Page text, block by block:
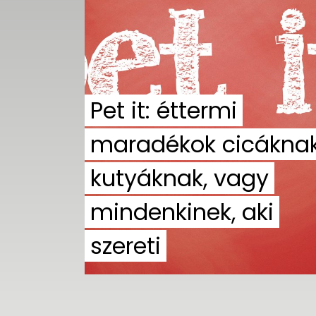
UTCA
ZENE
MÉDIAAJÁNLAT
IMPRESSZUM
PR-ARCHÍVUM
ADATKEZELÉSI
TÁJÉKOZTATÓ
Pet it: éttermi
maradékok
kutyáknak, vagy
mindenkinek, aki
szereti